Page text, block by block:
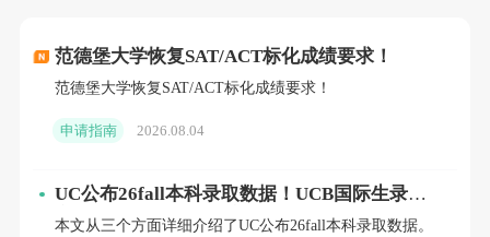
▍埃默里大学
一，学校愿意把更多资金投放于吸引更优质的
师资，建造更好的实验室以及引进更好的科研
范德堡大学恢复SAT/ACT标化成绩要求！
范德堡大学恢复SAT/ACT标化成绩要求！
申请指南 2026.08.04
UC公布26fall本科录取数据！UCB国际生录取
率跌至5.4%，UCLA扩招明显
本文从三个方面详细介绍了UC公布26fall本科录取数据。